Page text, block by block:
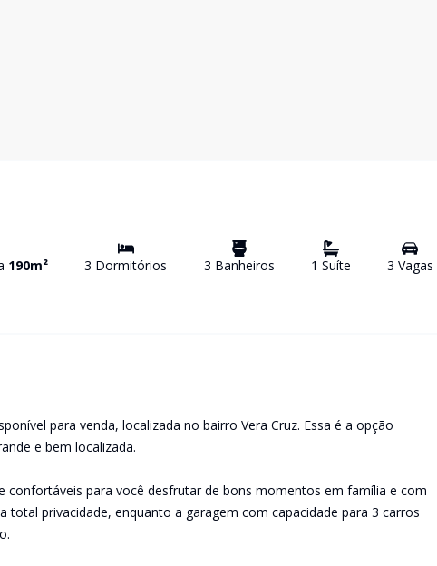
190m² 3 Dormitórios 3 Banheiros 1 Suíte 3 Vagas
para venda, localizada no bairro Vera Cruz. Essa é a opção
e bem localizada.
confortáveis para você desfrutar de bons momentos em família e com
total privacidade, enquanto a garagem com capacidade para 3 carros